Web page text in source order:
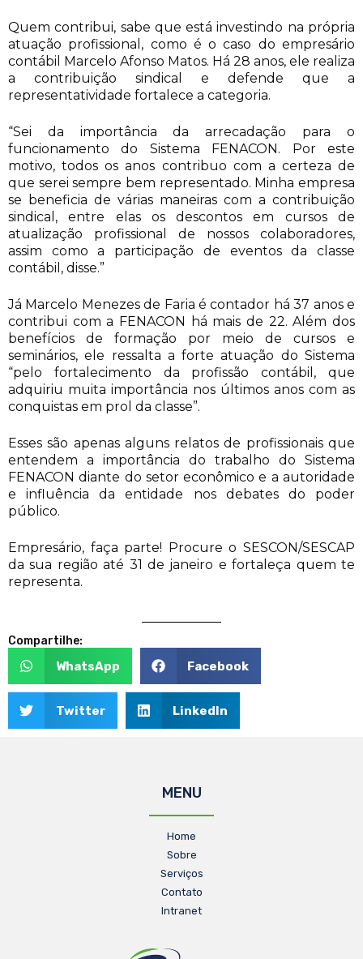
Quem contribui, sabe que está investindo na própria
atuação profissional, como é o caso do empresário
contábil Marcelo Afonso Matos. Há 28 anos, ele realiza
a contribuição sindical e defende que a
representatividade fortalece a categoria.
“Sei da importância da arrecadação para o
funcionamento do Sistema FENACON. Por este
motivo, todos os anos contribuo com a certeza de
que serei sempre bem representado. Minha empresa
se beneficia de várias maneiras com a contribuição
sindical, entre elas os descontos em cursos de
atualização profissional de nossos colaboradores,
assim como a participação de eventos da classe
contábil, disse.”
Já Marcelo Menezes de Faria é contador há 37 anos e
contribui com a FENACON há mais de 22. Além dos
benefícios de formação por meio de cursos e
seminários, ele ressalta a forte atuação do Sistema
“pelo fortalecimento da profissão contábil, que
adquiriu muita importância nos últimos anos com as
conquistas em prol da classe”.
Esses são apenas alguns relatos de profissionais que
entendem a importância do trabalho do Sistema
FENACON diante do setor econômico e a autoridade
e influência da entidade nos debates do poder
público.
Empresário, faça parte! Procure o SESCON/SESCAP
da sua região até 31 de janeiro e fortaleça quem te
representa.
Compartilhe:
WhatsApp Facebook
Twitter LinkedIn
MENU
Home
Sobre
Serviços
Contato
Intranet